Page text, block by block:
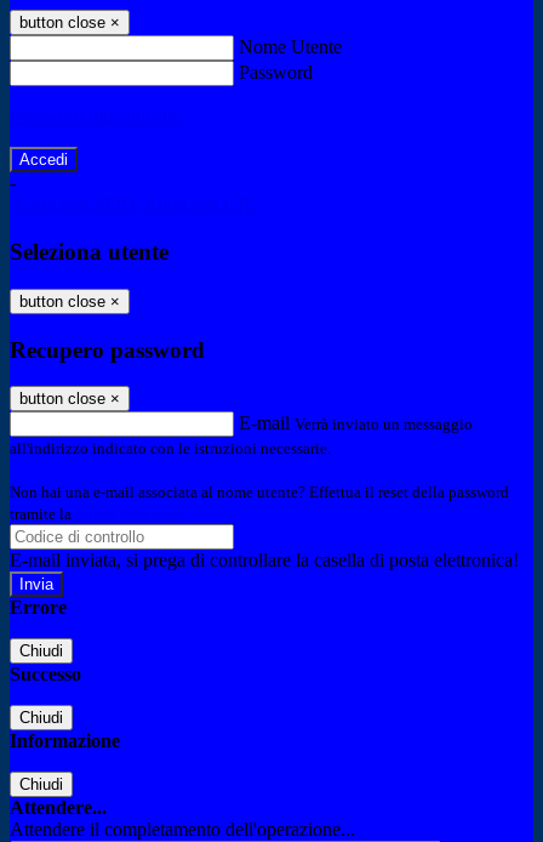
button close ×
Nome Utente
Password
-
Seleziona utente
button close ×
Recupero password
button close ×
E-mail Verrà inviato un messaggio
all'indirizzo indicato con le istruzioni necessarie.
Non hai una e-mail associata al nome utente? Effettua il reset della password
tramite la
E-mail inviata, si prega di controllare la casella di posta elettronica!
Errore
Chiudi
Successo
Chiudi
Informazione
Chiudi
Attendere...
Attendere il completamento dell'operazione...